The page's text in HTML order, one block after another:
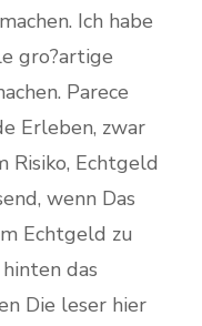
Ich habe
gro?artige
Parece
Erleben, zwar
Risiko, Echtgeld
wenn Das
Echtgeld zu
das
Die leser hier